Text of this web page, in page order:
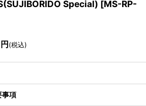
Special) [MS-RP-
円(税込)
事項